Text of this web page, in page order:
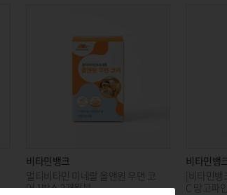
비타민뱅크
멀티비타민 미네랄 올앤원 우먼 코
어 1박스 2개월분
비타민뱅
[비타민
C 망고파